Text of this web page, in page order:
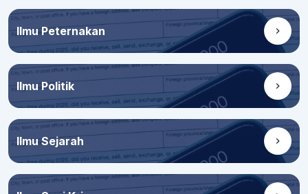
Ilmu Peternakan
Ilmu Politik
Ilmu Sejarah